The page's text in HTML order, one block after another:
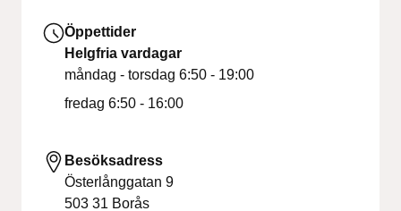
Öppettider
Helgfria vardagar
måndag - torsdag 6:50 - 19:00
fredag 6:50 - 16:00
Besöksadress
Österlånggatan 9
503 31 Borås